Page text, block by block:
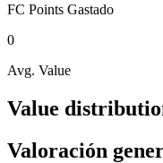
FC Points Gastado
0
Avg. Value
Value
Valoración